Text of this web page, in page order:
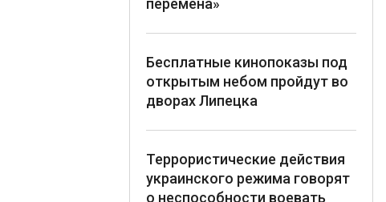
перемена»
Бесплатные кинопоказы под
открытым небом пройдут во
дворах Липецка
Террористические действия
украинского режима говорят
о неспособности воевать